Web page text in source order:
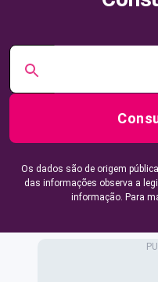
Os dados são de origem
das informações observa a
informação. Para